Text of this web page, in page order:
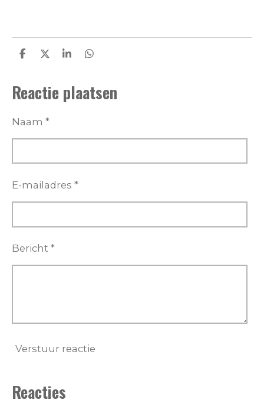
D
e
n
D
l
S
r
e
D
e
n
Reactie plaatsen
Naam *
E-mailadres *
Bericht *
Verstuur reactie
Reacties